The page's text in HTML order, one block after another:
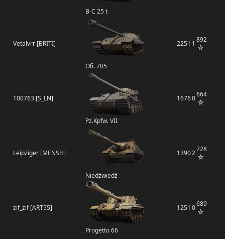
B-C 25 t
Vetalvrr [BRITI]
Об. 705
2251 1 892
100763 [S_LN]
Pz.Kpfw. VII
16760664
Leipziger [MENSH]
Niedźwiedź
13902728
zif_zif [ART55]
Progetto 66
1251 0689